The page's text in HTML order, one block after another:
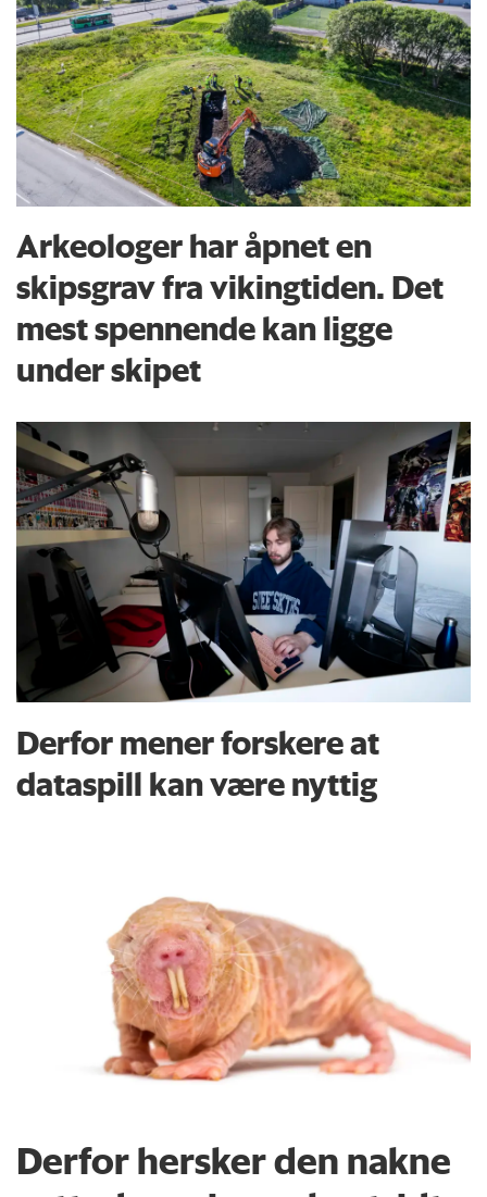
Arkeologer har åpnet en
skipsgrav fra vikingtiden. Det
mest spennende kan ligge
under skipet
Derfor mener forskere at
dataspill kan være nyttig
Derfor hersker den nakne